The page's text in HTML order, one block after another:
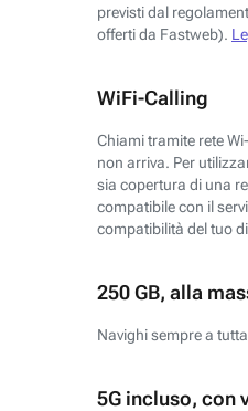
previsti dal
offerti da Fastweb).
WiFi-Calling
Chiami tramite rete
non arriva. Per
sia copertura di una
compatibile con il
compatibilità del tuo
250 GB, alla
Navighi sempre a
5G incluso, con